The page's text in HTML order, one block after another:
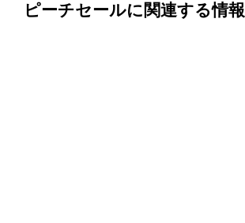
ピーチセールに関連する情報